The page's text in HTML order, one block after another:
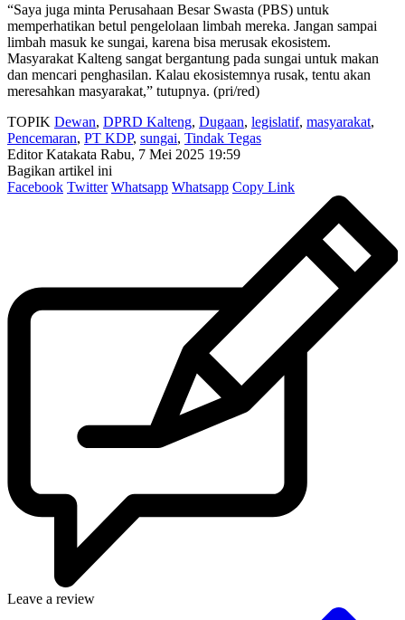
“Saya juga minta Perusahaan Besar Swasta (PBS) untuk
memperhatikan betul pengelolaan limbah mereka. Jangan sampai
limbah masuk ke sungai, karena bisa merusak ekosistem.
Masyarakat Kalteng sangat bergantung pada sungai untuk makan
dan mencari penghasilan. Kalau ekosistemnya rusak, tentu akan
meresahkan masyarakat,” tutupnya. (pri/red)
TOPIK Dewan, DPRD Kalteng, Dugaan, legislatif, masyarakat,
Pencemaran, PT KDP, sungai, Tindak Tegas
Editor Katakata Rabu, 7 Mei 2025 19:59
Bagikan artikel ini
Facebook Twitter Whatsapp Whatsapp Copy Link
Leave a review